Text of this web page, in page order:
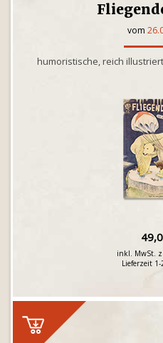
vom
humoristische, reich
inkl. MwSt.
Lieferzeit 1-